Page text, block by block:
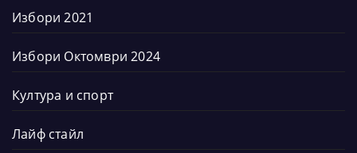
Избори 2021
Избори Октомври 2024
Култура и спорт
Лайф стайл